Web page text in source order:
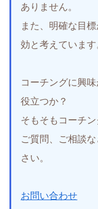
ありません。
また、明確な目
効と考えています
コーチングに興
役立つか？
そもそもコーチ
ご質問、ご相談
さい。
お問い合わせ